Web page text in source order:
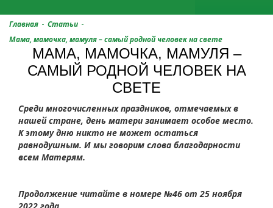
Главная - Статьи -
Мама, мамочка, мамуля – самый родной человек на свете
МАМА, МАМОЧКА, МАМУЛЯ –
САМЫЙ РОДНОЙ ЧЕЛОВЕК НА
СВЕТЕ
Среди многочисленных праздников, отмечаемых в
нашей стране, день матери занимает особое место.
К этому дню никто не может остаться
равнодушным. И мы говорим слова благодарности
всем Матерям.
Продолжение читайте в номере №46 от 25 ноября